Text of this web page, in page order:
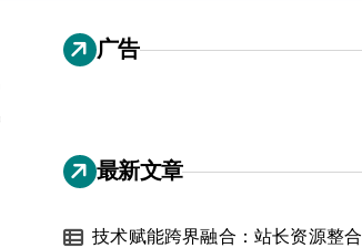
广告
最新文章
技术赋能跨界融合：站长资源整合